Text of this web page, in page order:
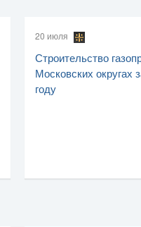
20 июля
Строительство
Московских округах
году